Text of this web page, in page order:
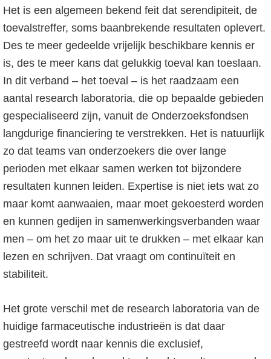
Het is een algemeen bekend feit dat serendipiteit, de
toevalstreffer, soms baanbrekende resultaten oplevert.
Des te meer gedeelde vrijelijk beschikbare kennis er
is, des te meer kans dat gelukkig toeval kan toeslaan.
In dit verband – het toeval – is het raadzaam een
aantal research laboratoria, die op bepaalde gebieden
gespecialiseerd zijn, vanuit de Onderzoeksfondsen
langdurige financiering te verstrekken. Het is natuurlijk
zo dat teams van onderzoekers die over lange
perioden met elkaar samen werken tot bijzondere
resultaten kunnen leiden. Expertise is niet iets wat zo
maar komt aanwaaien, maar moet gekoesterd worden
en kunnen gedijen in samenwerkingsverbanden waar
men – om het zo maar uit te drukken – met elkaar kan
lezen en schrijven. Dat vraagt om continuïteit en
stabiliteit.
Het grote verschil met de research laboratoria van de
huidige farmaceutische industrieën is dat daar
gestreefd wordt naar kennis die exclusief,